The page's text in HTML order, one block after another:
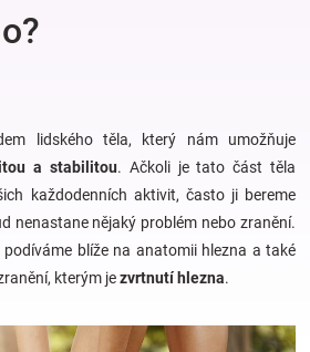
lidského těla, který nám umožňuje
a stabilitou. Ačkoli je tato část těla
každodenních aktivit, často ji bereme
nenastane nějaký problém nebo zranění.
blíže na anatomii hlezna a také
kterým jezvrtnutí hlezna.